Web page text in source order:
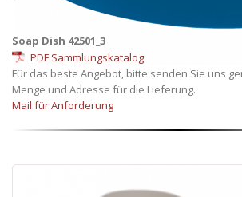
Soap Dish 42501_3
PDF Sammlungskatalog
Für das beste Angebot, bitte senden Sie uns
Menge und Adresse für die Lieferung.
Mail für Anforderung